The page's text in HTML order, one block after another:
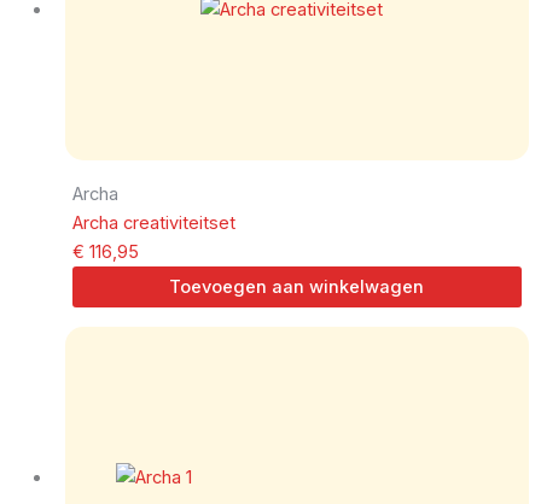
Archa
Archa creativiteitset
€ 116,95
Toevoegen aan winkelwagen